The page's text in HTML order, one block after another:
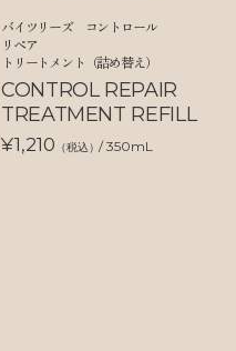
バイツリーズ コントロール
リペア
トリートメント（詰め替え）
CONTROL REPAIR
TREATMENT REFILL
¥1,210 （税込）/ 350mL